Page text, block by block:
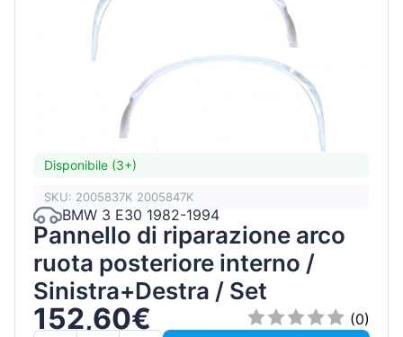
Disponibile (3+)
SKU: 2005837K 2005847K
BMW 3 E30 1982-1994
Pannello di riparazione arco
ruota posteriore interno /
Sinistra+Destra / Set
152,60€
(0)